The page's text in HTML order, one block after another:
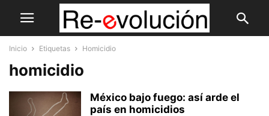
Inicio Etiquetas Homicidio
homicidio
México bajo fuego: así arde el
país en homicidios